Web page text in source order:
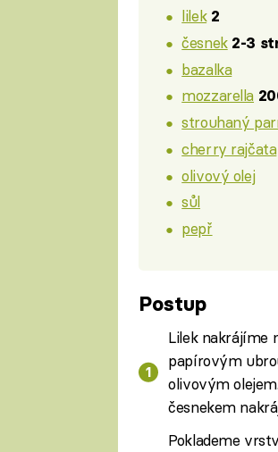
lilek 2
česnek 2-3
bazalka
mozzarella
strouhaný
cherry rajčata
olivový olej
sůl
pepř
Postup
Lilek nakrájíme
papírovým
olivovým
česnekem
Poklademe